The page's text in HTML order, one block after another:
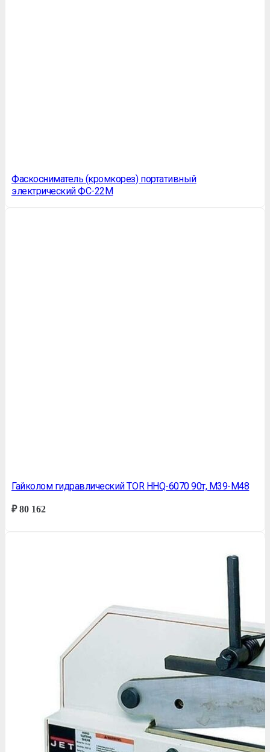
Фаскосниматель (кромкорез) портативный
электрический ФС-22М
Гайколом гидравлический TOR HHQ-6070 90т, M39-M48
₽80 162